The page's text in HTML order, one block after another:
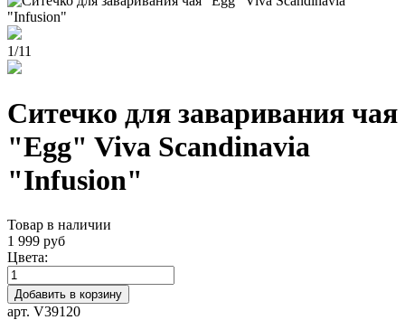
1/11
Cитечко для заваривания чая
"Egg" Viva Scandinavia
"Infusion"
Товар в наличии
1 999 руб
Цвета:
Добавить в корзину
арт. V39120